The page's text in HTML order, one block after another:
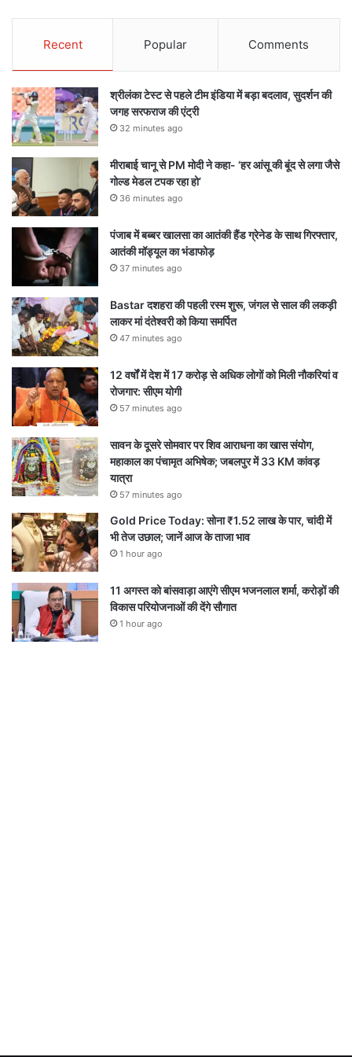
Recent Popular Comments
श्रीलंका टेस्ट से पहले टीम इंडिया में बड़ा बदलाव, सुदर्शन की
जगह सरफराज की एंट्री
32 minutes ago
मीराबाई चानू से PM मोदी ने कहा- ‘हर आंसू की बूंद से लगा जैसे
गोल्ड मेडल टपक रहा हो’
36 minutes ago
पंजाब में बब्बर खालसा का आतंकी हैंड ग्रेनेड के साथ गिरफ्तार,
आतंकी मॉड्यूल का भंडाफोड़
37 minutes ago
Bastar दशहरा की पहली रस्म शुरू, जंगल से साल की लकड़ी
लाकर मां दंतेश्वरी को किया समर्पित
47 minutes ago
12 वर्षों में देश में 17 करोड़ से अधिक लोगों को मिली नौकरियां व
रोजगार: सीएम योगी
57 minutes ago
सावन के दूसरे सोमवार पर शिव आराधना का खास संयोग,
महाकाल का पंचामृत अभिषेक; जबलपुर में 33 KM कांवड़
यात्रा
57 minutes ago
Gold Price Today: सोना ₹1.52 लाख के पार, चांदी में
भी तेज उछाल; जानें आज के ताजा भाव
1 hour ago
11 अगस्त को बांसवाड़ा आएंगे सीएम भजनलाल शर्मा, करोड़ों की
विकास परियोजनाओं की देंगे सौगात
1 hour ago